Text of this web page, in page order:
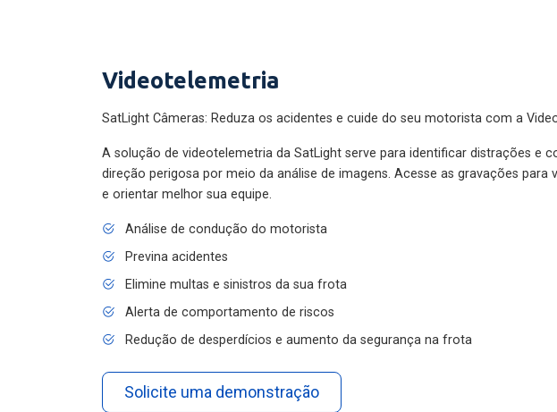
Videotelemetria
SatLight Câmeras: Reduza os acidentes e cuide do seu motorista com a
A solução de videotelemetria da SatLight serve para identificar distrações e
direção perigosa por meio da análise de imagens. Acesse as gravações para
e orientar melhor sua equipe.
Análise de condução do motorista
Previna acidentes
Elimine multas e sinistros da sua frota
Alerta de comportamento de riscos
Redução de desperdícios e aumento da segurança na frota
Solicite uma demonstração